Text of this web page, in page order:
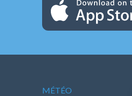
MÉTÉO